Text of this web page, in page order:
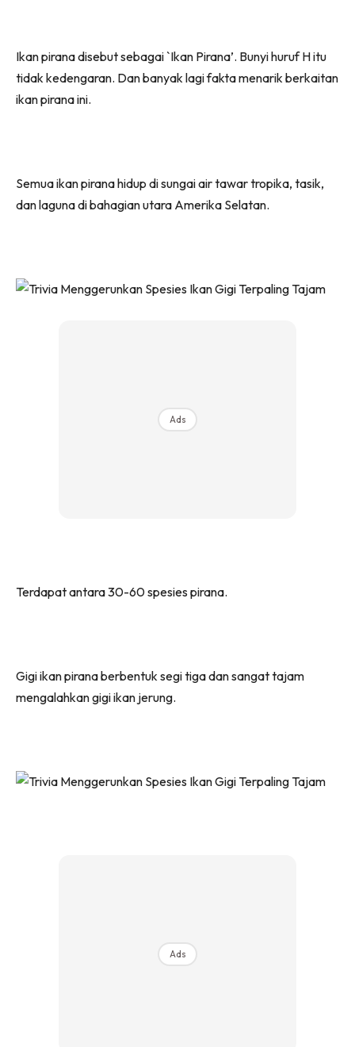
Ikan pirana disebut sebagai `Ikan Pirana’. Bunyi huruf H itu
tidak kedengaran. Dan banyak lagi fakta menarik berkaitan
ikan pirana ini.
Semua ikan pirana hidup di sungai air tawar tropika, tasik,
dan laguna di bahagian utara Amerika Selatan.
Ads
Terdapat antara 30-60 spesies pirana.
Gigi ikan pirana berbentuk segi tiga dan sangat tajam
mengalahkan gigi ikan jerung.
Ads